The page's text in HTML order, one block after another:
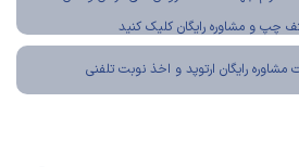
و مشاوره رایگان کلیک کنید
رایگان ارتوپد و اخذ نوبت تلفنی